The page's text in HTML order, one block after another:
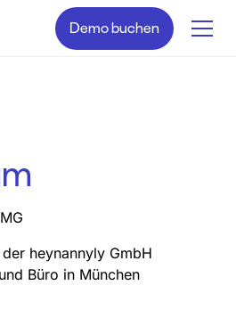
Demo buchen
heynannyly GmbH
Büro in München